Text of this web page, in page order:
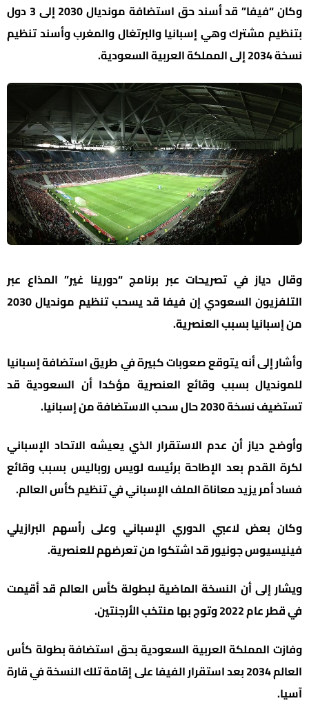
وكان “فيفا” قد أسند حق استضافة مونديال 2030 إلى 3 دول
بتنظيم مشترك وهي إسبانيا والبرتغال والمغرب وأسند تنظيم
نسخة 2034 إلى المملكة العربية السعودية.
وقال دياز في تصريحات عبر برنامج “دورينا غير” المذاع عبر
التلفزيون السعودي إن فيفا قد يسحب تنظيم مونديال 2030
من إسبانيا بسبب العنصرية.
وأشار إلى أنه يتوقع صعوبات كبيرة في طريق استضافة إسبانيا
للمونديال بسبب وقائع العنصرية مؤكدا أن السعودية قد
تستضيف نسخة 2030 حال سحب الاستضافة من إسبانيا.
وأوضح دياز أن عدم الاستقرار الذي يعيشه الاتحاد الإسباني
لكرة القدم بعد الإطاحة برئيسه لويس روباليس بسبب وقائع
فساد أمر يزيد معاناة الملف الإسباني في تنظيم كأس العالم.
وكان بعض لاعبي الدوري الإسباني وعلى رأسهم البرازيلي
فينيسيوس جونيور قد اشتكوا من تعرضهم للعنصرية.
ويشار إلى أن النسخة الماضية لبطولة كأس العالم قد أقيمت
في قطر عام 2022 وتوج بها منتخب الأرجنتين.
وفازت المملكة العربية السعودية بحق استضافة بطولة كأس
العالم 2034 بعد استقرار الفيفا على إقامة تلك النسخة في قارة
آسيا.